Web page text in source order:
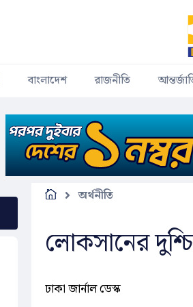
বাংলাদেশ রাজনীতি
অর্থনীতি
লোকসানের
ঢাকা জার্নাল ডেস্ক